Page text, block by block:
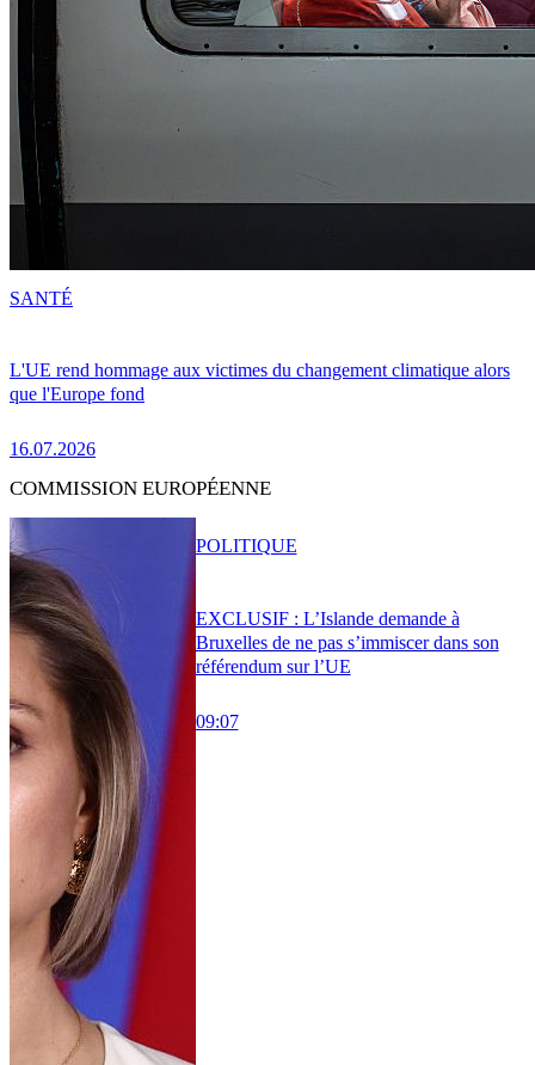
L'UE rend hommage aux victimes du changement climatique alors
que l'Europe fond
16.07.2026
SANTÉ
COMMISSION EUROPÉENNE
EXCLUSIF : L’Islande demande à
Bruxelles de ne pas s’immiscer dans son
référendum sur l’UE
09:07
POLITIQUE